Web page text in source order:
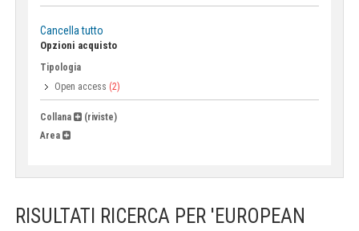
Cancella tutto
Opzioni acquisto
Tipologia
Open access (2)
Collana
(riviste)
Area
RISULTATI RICERCA PER 'EUROPEAN